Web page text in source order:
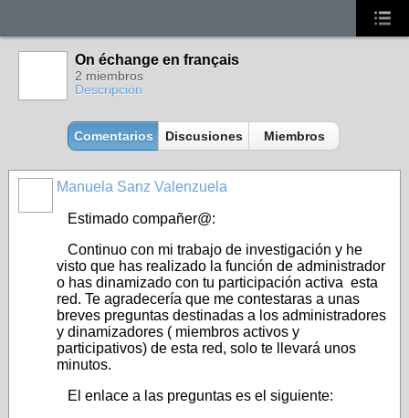
On échange en français
2 miembros
Descripción
Comentarios Discusiones Miembros
Manuela Sanz Valenzuela
Estimado compañer@:
Continuo con mi trabajo de investigación y he
visto que has realizado la función de administrador
o has dinamizado con tu participación activa esta
red. Te agradecería que me contestaras a unas
breves preguntas destinadas a los administradores
y dinamizadores ( miembros activos y
participativos) de esta red, solo te llevará unos
minutos.
El enlace a las preguntas es el siguiente: